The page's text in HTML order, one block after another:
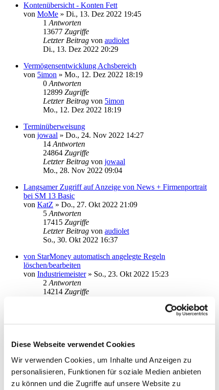
Diese Webseite verwendet Cookies
Wir verwenden Cookies, um Inhalte und Anzeigen zu
personalisieren, Funktionen für soziale Medien anbieten
zu können und die Zugriffe auf unsere Website zu
Kontenübersicht - Konten Fett
von MoMe » Di., 13. Dez 2022 19:45
1 Antworten
13677 Zugriffe
Letzter Beitrag von audiolet
Di., 13. Dez 2022 20:29
Vermögensentwicklung Achsbereich
von 5imon » Mo., 12. Dez 2022 18:19
0 Antworten
12899 Zugriffe
Letzter Beitrag von 5imon
Mo., 12. Dez 2022 18:19
Terminüberweisung
von jowaal » Do., 24. Nov 2022 14:27
14 Antworten
24864 Zugriffe
Letzter Beitrag von jowaal
Mo., 28. Nov 2022 09:04
Langsamer Zugriff auf Anzeige von News + Firmenportrait
bei SM 13 Basic
von KatZ » Do., 27. Okt 2022 21:09
5 Antworten
17415 Zugriffe
Letzter Beitrag von audiolet
So., 30. Okt 2022 16:37
von StarMoney automatisch angelegte Regeln
löschen/bearbeiten
von Industriemeister» So., 23. Okt 2022 15:23
2 Antworten
14214 Zugriffe
Vorhandene Regeln werden nicht immer angewendet
1Antworten
Letzter BeitragvonTollimolli2
Mo., 10. Okt 2022 13:01
Unterkonten weg seit 12B->13B ?